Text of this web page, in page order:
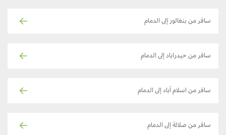
سافر من بنغالور إلى الدمام
سافر من حيدراباد إلى الدمام
سافر من اسلام آباد إلى الدمام
سافر من صلالة إلى الدمام